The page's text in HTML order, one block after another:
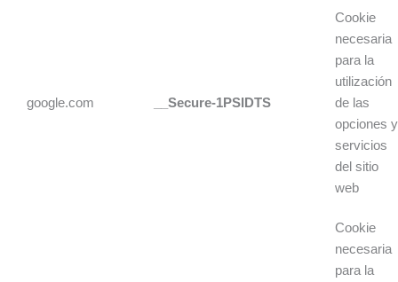
google.com __Secure-1PSIDTS
Cookie
necesaria
para la
utilización
de las
opciones y
servicios
del sitio
web
Cookie
necesaria
para la